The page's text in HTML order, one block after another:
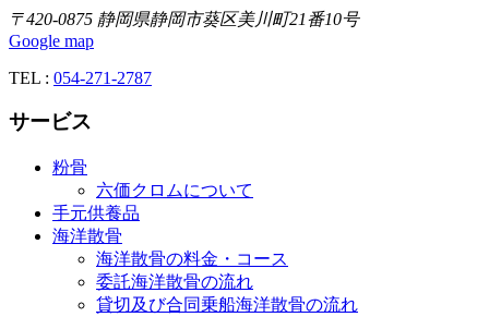
〒420-0875 静岡県静岡市葵区美川町21番10号
Google map
TEL : 054-271-2787
サービス
粉骨
六価クロムについて
手元供養品
海洋散骨
海洋散骨の料金・コース
委託海洋散骨の流れ
貸切及び合同乗船海洋散骨の流れ